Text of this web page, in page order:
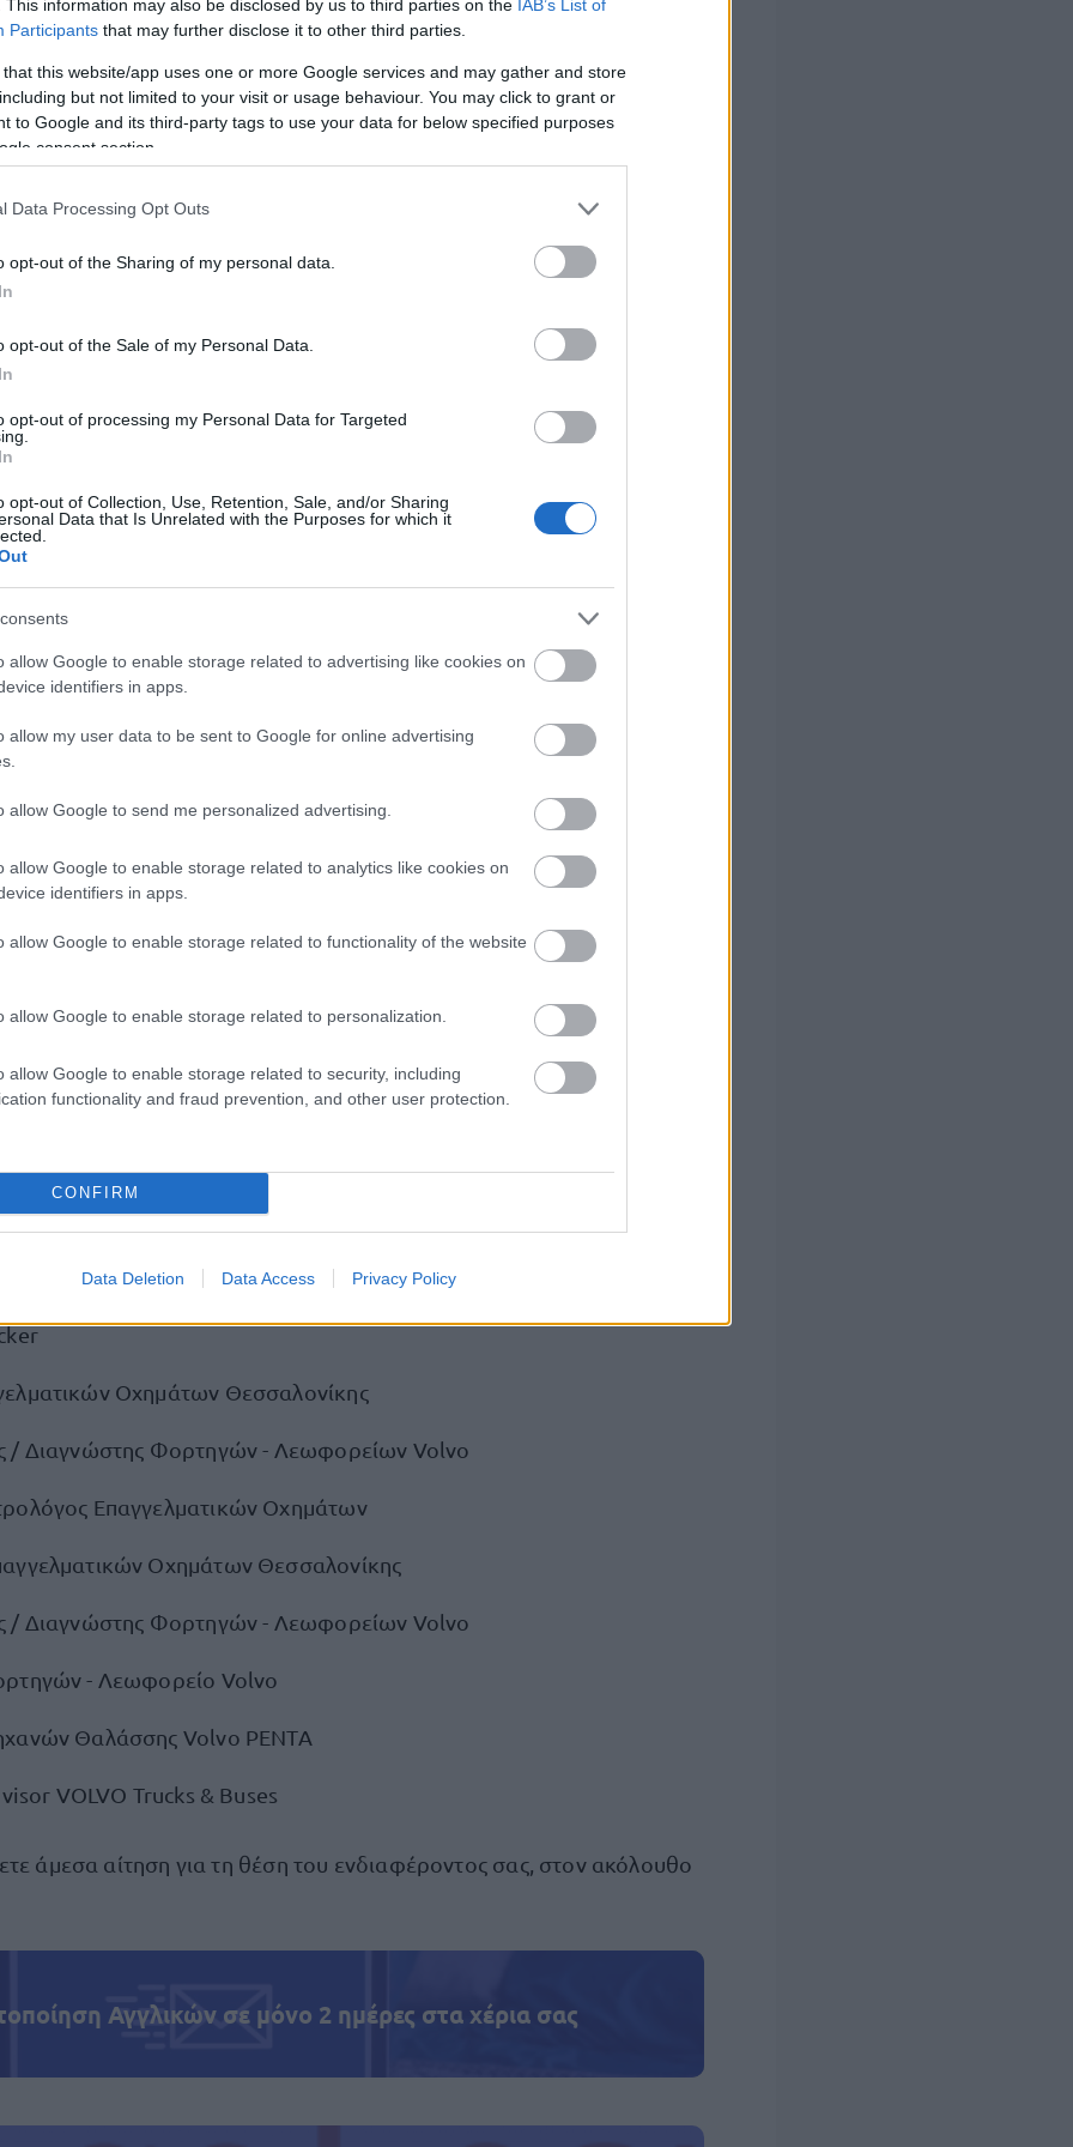
This information may also be disclosed by us to third parties on the IAB’s List of
Participants that may further disclose it to other third parties.
that this website/app uses one or more Google services and may gather and store
but not limited to your visit or usage behaviour. You may click to grant or
to Google and its third-party tags to use your data for below specified purposes
consent section.
Data Processing Opt Outs
opt-out of the Sharing of my personal data.
opt-out of the Sale of my Personal Data.
opt-out of processing my Personal Data for Targeted
opt-out of Collection, Use, Retention, Sale, and/or Sharing
Data that Is Unrelated with the Purposes for which it
allow Google to enable storage related to advertising like cookies on
identifiers in apps.
allow my user data to be sent to Google for online advertising
allow Google to send me personalized advertising.
allow Google to enable storage related to analytics like cookies on
identifiers in apps.
allow Google to enable storage related to functionality of the website
allow Google to enable storage related to personalization.
allow Google to enable storage related to security, including
functionality and fraud prevention, and other user protection.
CONFIRM
Data Deletion Data Access Privacy Policy
Οχημάτων
Supervisor (Volvo Penta)
Coordinator Honda Marine
for Peugeot motorcycles, Segway ATVs, Horwin electric scooters
used trucks/buses
& after sales representative agricultural machinery Massey
Tenders Administrator
Intelligence and SQL Server Professional
PDI
Εγκαταστάσεων
& After Sales Representative (Moto & ATV's)
- Internship
Οχημάτων Θεσσαλονίκης
/ Διαγνώστης Φορτηγών - Λεωφορείων Volvo
Επαγγελματικών Οχημάτων
Οχημάτων Θεσσαλονίκης
/ Διαγνώστης Φορτηγών - Λεωφορείων Volvo
- Λεωφορείο Volvo
Θαλάσσης Volvo PENTA
VOLVO Trucks & Buses
άμεσα αίτηση για τη θέση του ενδιαφέροντος σας, στον ακόλουθο
Αγγλικών σε μόνο 2 ημέρες στα χέρια σας